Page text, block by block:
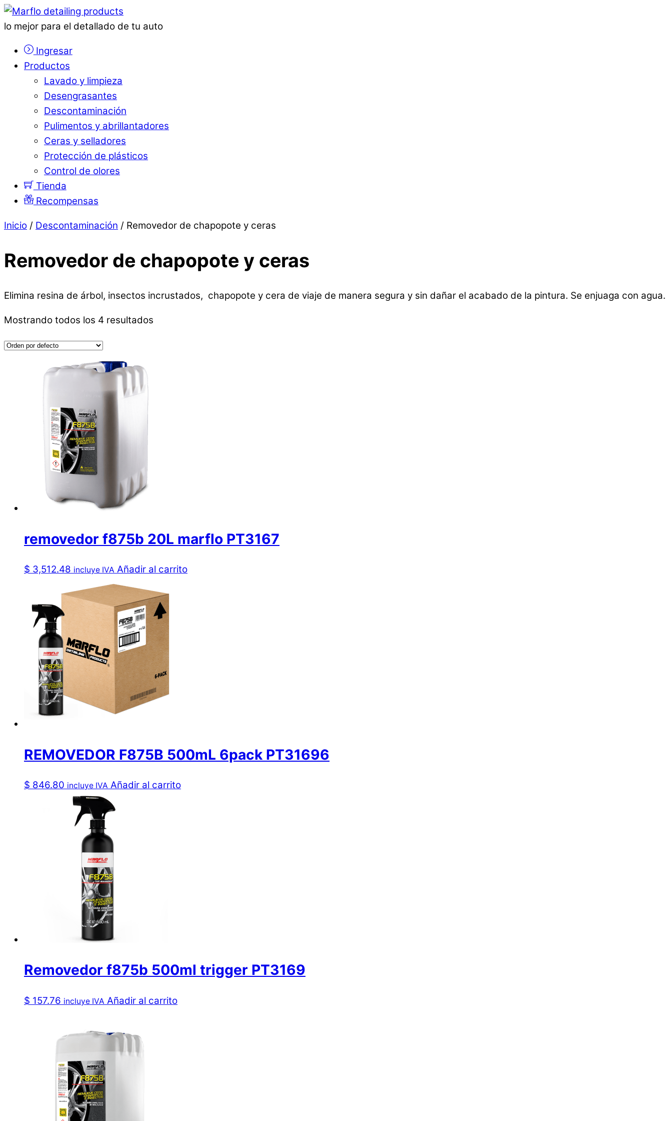
lo mejor para el detallado de tu auto
Ingresar
Productos
Lavado y limpieza
Desengrasantes
Descontaminación
Pulimentos y abrillantadores
Ceras y selladores
Protección de plásticos
Control de olores
Tienda
Recompensas
Inicio / Descontaminación / Removedor de chapopote y ceras
Removedor de chapopote y ceras
Elimina resina de árbol, insectos incrustados, chapopote y cera de viaje de manera segura y sin dañar el acabado de la pintura. Se enjuaga con agua.
Mostrando todos los 4 resultados
removedor f875b 20L marflo PT3167
$ 3,512.48 incluye IVA Añadir al carrito
REMOVEDOR F875B 500mL 6pack PT31696
$ 846.80 incluye IVA Añadir al carrito
Removedor f875b 500ml trigger PT3169
$ 157.76 incluye IVA Añadir al carrito